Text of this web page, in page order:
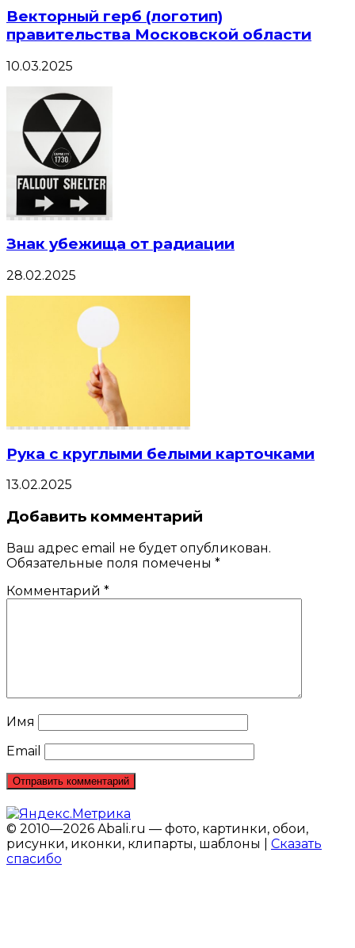
Векторный герб (логотип)
правительства Московской области
10.03.2025
Знак убежища от радиации
28.02.2025
Рука с круглыми белыми карточками
13.02.2025
Добавить комментарий
Ваш адрес email не будет опубликован.
Обязательные поля помечены *
Комментарий *
Имя
Email
© 2010—2026 Abali.ru — фото, картинки, обои,
рисунки, иконки, клипарты, шаблоны | Сказать
спасибо